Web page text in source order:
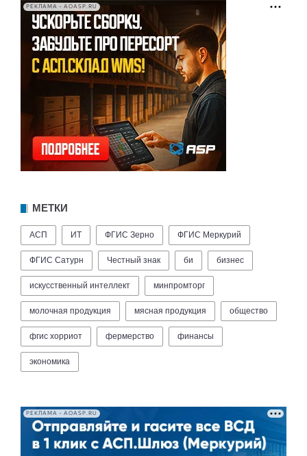
РЕКЛАМА • AOASP.RU
МЕТКИ
АСП ИТ ФГИС Зерно ФГИС Меркурий
ФГИС Сатурн Честный знак би бизнес
искусственный интеллект минпромторг
молочная продукция мясная продукция общество
фгис хорриот фермерство финансы
экономика
РЕКЛАМА • AOASP.RU